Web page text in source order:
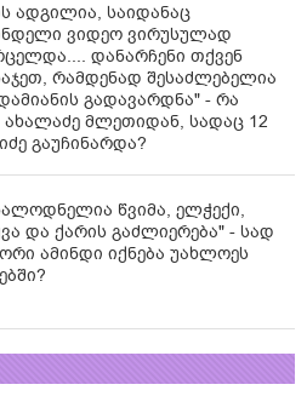
ადგილია, საიდანაც
ვიდეო ვირუსულად
დანარჩენი თქვენ
რამდენად შესაძლებელია
გადავარდნა" - რა
ახალაძე მლეთიდან, სადაც 12
გაუჩინარდა?
წვიმა, ელჭექი,
და ქარის გაძლიერება" - სად
ამინდი იქნება უახლოეს